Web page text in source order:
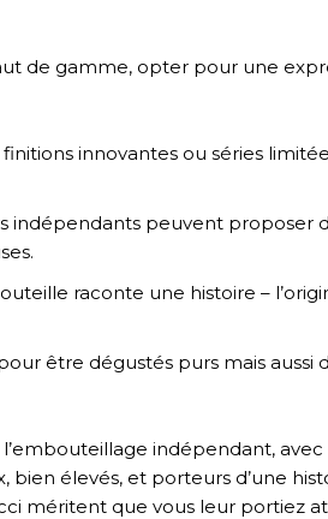
de gamme, opter pour une
innovantes ou séries
indépendants peuvent proposer
raconte une histoire –
être dégustés purs mais aussi
l’embouteillage indépendant,
élevés, et porteurs d’une
méritent que vous leur portiez